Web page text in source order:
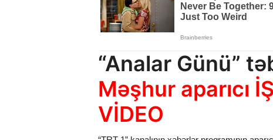
“Analar Günü”
Məşhur aparıcı
VİDEO